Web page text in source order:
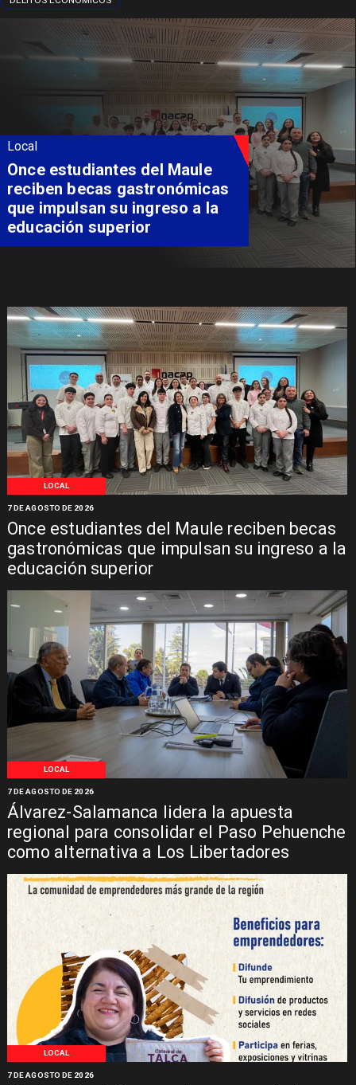
LOCAL
Once estudiantes del Maule reciben becas
gastronómicas que impulsan su ingreso a la
educación superior
7 DE AGOSTO DE 2026
LOCAL
Álvarez-Salamanca lidera la apuesta
regional para consolidar el Paso Pehuenche
como alternativa a Los Libertadores
7 DE AGOSTO DE 2026
LOCAL
7 DE AGOSTO DE 2026
Local
Álvarez-Salamanca lidera la
apuesta regional para
consolidar el Paso Pehuenche
como alternativa a Los
Libertadores